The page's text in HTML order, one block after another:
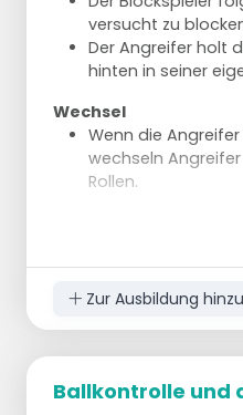
versucht zu
Der Angreifer holt
hinten in seiner
Wechsel
Wenn die Angreifer
wechseln
Rollen.
Zur Ausbildung
Ballkontrolle